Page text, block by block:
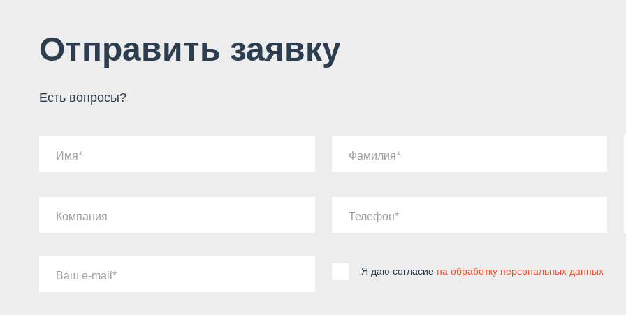
Отправить заявку
Есть вопросы?
Имя Фамилия
Компания Телефон
Ваш e-mail Я даю согласие на обработку персональных данных